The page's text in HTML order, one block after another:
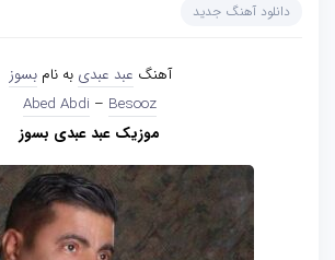
دانلود آهنگ جدید
آهنگ عبد عبدی به نامبسوز
Abed Abdi – Besooz
موزیک عبد عبدی بسوز